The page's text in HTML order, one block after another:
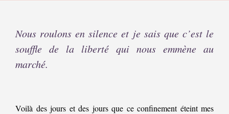
Nous roulons en silence et je sais que c’est le
souffle de la liberté qui nous emmène au
marché.
Voilà des jours et des jours que ce confinement éteint mes